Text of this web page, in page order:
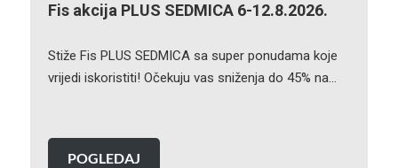
Fis akcija PLUS SEDMICA 6-12.8.2026.
Stiže Fis PLUS SEDMICA sa super ponudama koje
vrijedi iskoristiti! Očekuju vas sniženja do 45% na…
POGLEDAJ